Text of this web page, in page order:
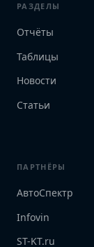
РАЗДЕЛЫ
Отчёты
Таблицы
Новости
Статьи
ПАРТНЁРЫ
АвтоСпектр
Infovin
ST-KT.ru